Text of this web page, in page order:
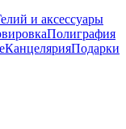
и аксессуары
Полиграфия
КанцелярияПодарки